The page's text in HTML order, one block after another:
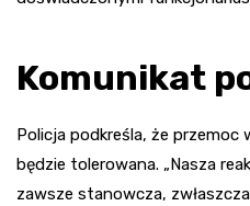
Komunikat
Policja podkreśla, że przemoc
będzie tolerowana. „Nasza
zawsze stanowcza,